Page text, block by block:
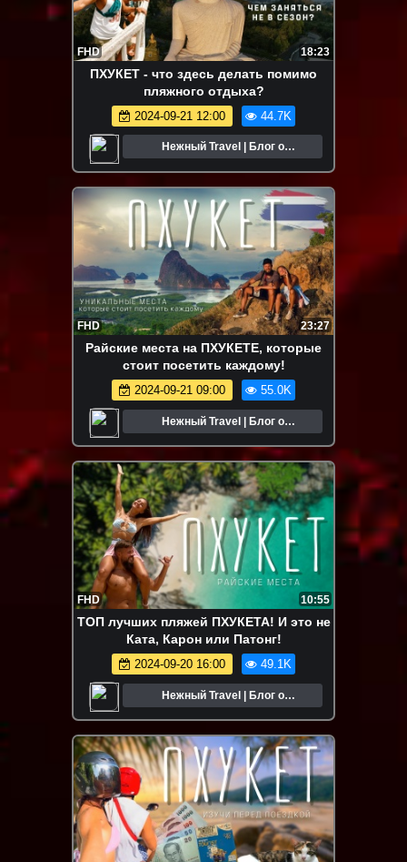
FHD 18:23
ПХУКЕТ - что здесь делать помимо
пляжного отдыха?
2024-09-21 12:00 44.7K
Нежный Travel | Блог о
FHD 23:27
Райские места на ПХУКЕТЕ, которые
стоит посетить каждому!
2024-09-21 09:00 55.0K
Нежный Travel | Блог о
путешествиях
FHD 10:55
ТОП лучших пляжей ПХУКЕТА! И это не
Ката, Карон или Патонг!
2024-09-20 16:00 49.1K
Нежный Travel | Блог о
путешествиях